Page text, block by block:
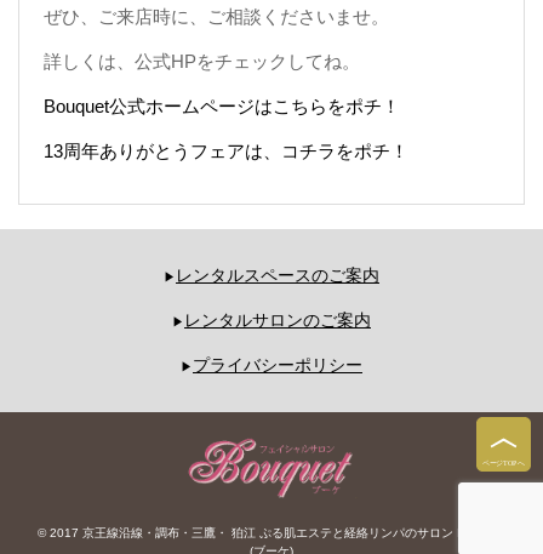
ぜひ、ご来店時に、ご相談くださいませ。
詳しくは、公式HPをチェックしてね。
Bouquet公式ホームページはこちらをポチ！
13周年ありがとうフェアは、コチラをポチ！
レンタルスペースのご案内
レンタルサロンのご案内
プライバシーポリシー
© 2017 京王線沿線・調布・三鷹・ 狛江 ぷる肌エステと経絡リンパのサロン Bouquet
(ブーケ)